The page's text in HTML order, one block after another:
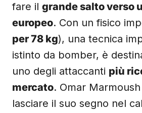
fare il grande salto verso
europeo. Con un fisico
per 78 kg), una tecnica
istinto da bomber, è
uno degli attaccanti più
mercato. Omar
lasciare il suo segno nel